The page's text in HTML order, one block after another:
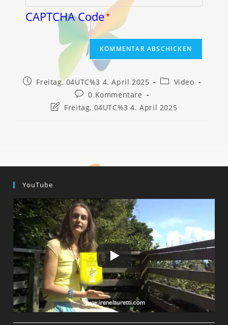
CAPTCHA Code*
BeitragFreitag, 04UTC%3 4. April 2025
Beitrags-
Video
Beitrags-
Kommentare:
0 Kommentare
BeitragFreitag, 04UTC%3 4. April 2025
YouTube